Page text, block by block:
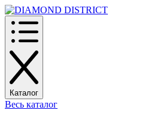
Каталог
Весь каталог